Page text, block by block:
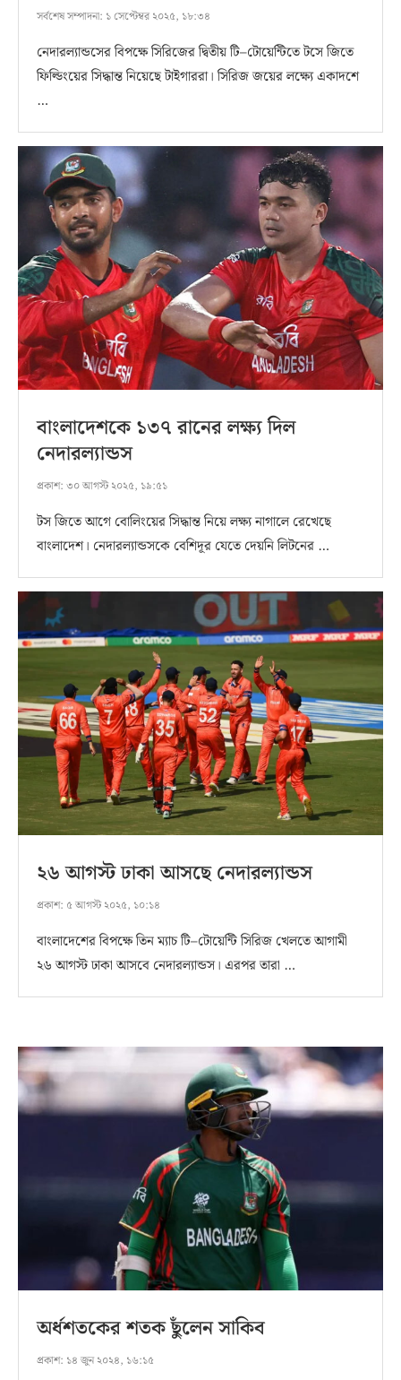
সর্বশেষ সম্পাদনা: ১ সেপ্টেম্বর ২০২৫, ১৮:৩৪
নেদারল্যান্ডসের বিপক্ষে সিরিজের দ্বিতীয় টি–টোয়েন্টিতে টসে জিতে
ফিল্ডিংয়ের সিদ্ধান্ত নিয়েছে টাইগাররা। সিরিজ জয়ের লক্ষ্যে একাদশে
…
বাংলাদেশকে ১৩৭ রানের লক্ষ্য দিল
নেদারল্যান্ডস
প্রকাশ: ৩০ আগস্ট ২০২৫, ১৯:৫১
টস জিতে আগে বোলিংয়ের সিদ্ধান্ত নিয়ে লক্ষ‌্য নাগালে রেখেছে
বাংলাদেশ। নেদারল‌্যান্ডসকে বেশিদূর যেতে দেয়নি লিটনের …
২৬ আগস্ট ঢাকা আসছে নেদারল্যান্ডস
প্রকাশ: ৫ আগস্ট ২০২৫, ১০:১৪
বাংলাদেশের বিপক্ষে তিন ম্যাচ টি–টোয়েন্টি সিরিজ খেলতে আগামী
২৬ আগস্ট ঢাকা আসবে নেদারল্যান্ডস। এরপর তারা …
অর্ধশতকের শতক ছুঁলেন সাকিব
প্রকাশ: ১৪ জুন ২০২৪, ১৬:১৫